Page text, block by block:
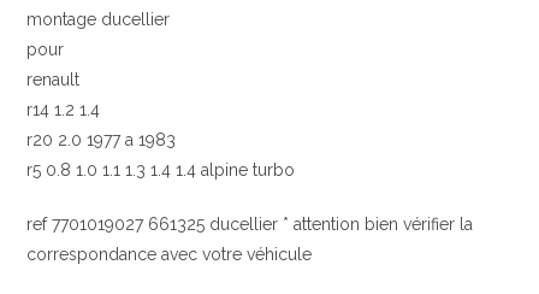
montage ducellier
pour
renault
r14 1.2 1.4
r20 2.0 1977 a 1983
r5 0.8 1.0 1.1 1.3 1.4 1.4 alpine turbo
ref 7701019027 661325 ducellier * attention bien vérifier la
correspondance avec votre véhicule